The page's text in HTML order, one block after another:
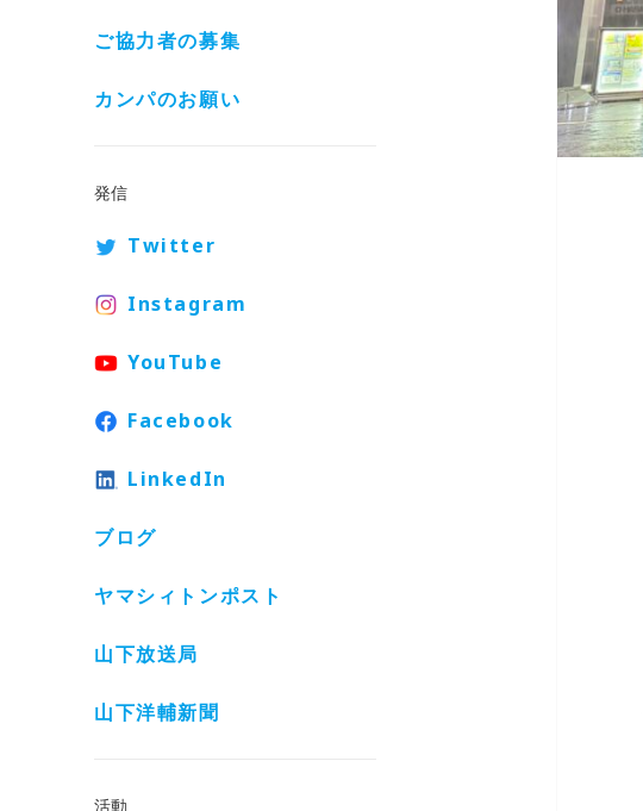
ご協力者の募集
カンパのお願い
発信
Twitter
Instagram
YouTube
Facebook
LinkedIn
ブログ
ヤマシィトンポスト
山下放送局
山下洋輔新聞
活動